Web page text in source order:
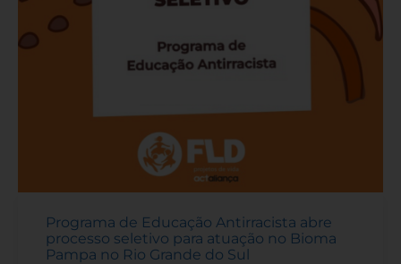
Programa de Educação Antirracista abre
processo seletivo para atuação no Bioma
Pampa no Rio Grande do Sul